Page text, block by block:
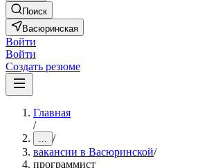
Поиск
Васюринская
Войти
Войти
Создать резюме
Главная
/
... /
вакансии в Васюринской/
программист